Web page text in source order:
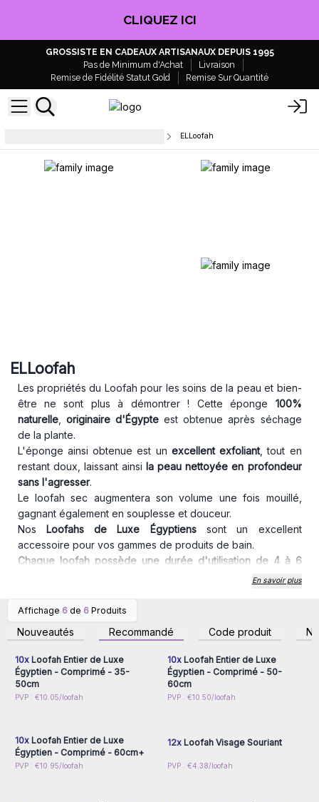
CLIQUEZ ICI
GROSSISTE EN CADEAUX ARTISANAUX DEPUIS 1995
Pas de Minimum d'Achat
Livraison
Remise de Fidélité Statut Gold
Remise Sur Quantité
ELLoofah
ELLoofah
Les propriétés du Loofah pour les soins de la peau et bien-
être ne sont plus à démontrer ! Cette éponge 100%
naturelle, originaire d'Égypteest obtenue après séchage
de la plante.
L'éponge ainsi obtenue est un excellent exfoliant, tout en
restant doux, laissant ainsi la peau nettoyée en profondeur
sans l'agresser.
Le loofah sec augmentera son volume une fois mouillé,
gagnant également en souplesse et douceur.
Nos Loofahs de Luxe Égyptienssont un excellent
accessoire pour vos gammes de produits de bain.
Chaque loofah possède une durée d'utilisation de 4 à 6
En savoir plus
Affichage 6 de 6 Produits
Nouveautés Recommandé Code produit
Connectez-vous ou
inscrivez-vous pour
accéder aux prix de gros
10xLoofah Entier de Luxe
Égyptien - Comprimé - 35-
50cm
PVP : €10.05/loofah
inscrivez-vous pour
accéder aux prix de gros
10xLoofah Entier de Luxe
Égyptien - Comprimé - 50-
60cm
PVP : €10.50/loofah
Connectez-vous ou
10xLoofah Entier de Luxe
Égyptien - Comprimé - 60cm+
PVP : €10.95/loofah
Connectez-vous ou
12xLoofah Visage Souriant
PVP : €4.38/loofah
Connectez-vous ou
Connectez-vous ou